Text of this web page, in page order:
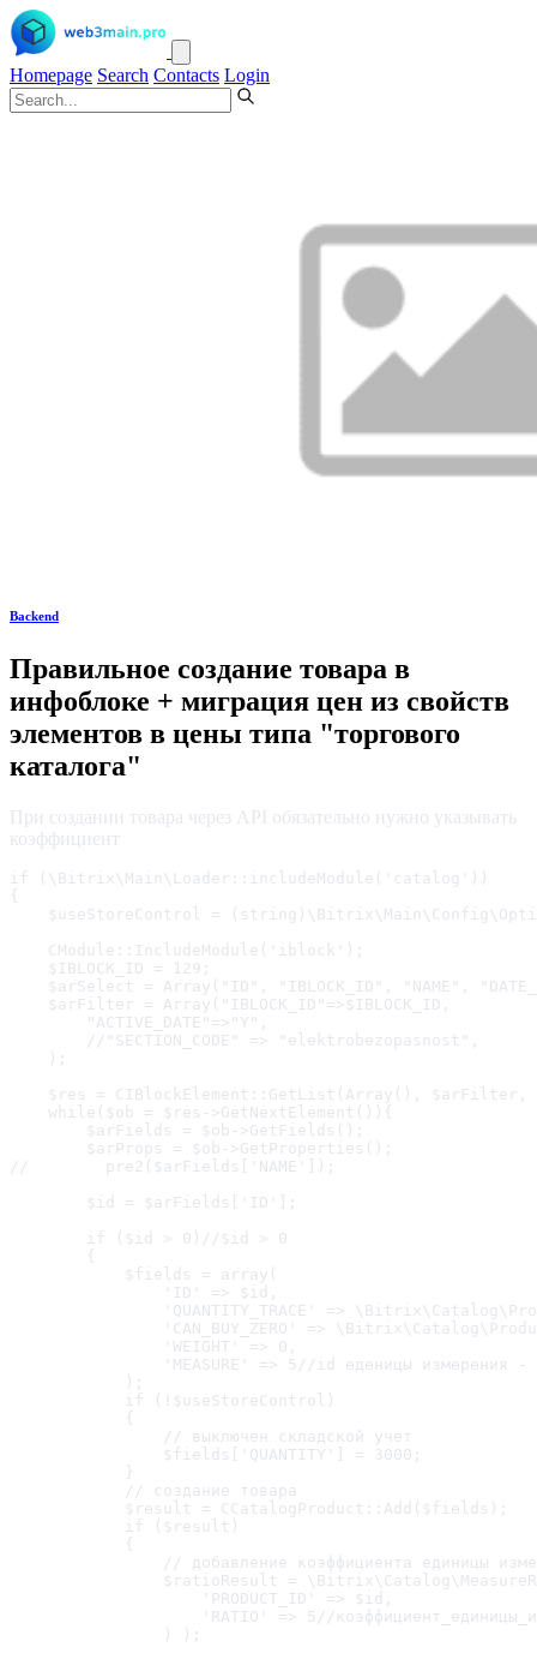
Homepage Search Contacts Login
Backend
Правильное создание товара в
инфоблоке + миграция цен из свойств
элементов в цены типа "торгового
каталога"
При создании товара через API обязательно нужно указывать
коэффициент
if (\Bitrix\Main\Loader::includeModule('catalog'))
{
$useStoreControl =
    CModule::IncludeModule('iblock');
    $IBLOCK_ID = 129;
$arSelect = Array("ID", "IBLOCK_ID", "NAME",
    $arFilter = Array("IBLOCK_ID"=>$IBLOCK_ID,
        "ACTIVE_DATE"=>"Y",
        //"SECTION_CODE" => "elektrobezopasnost",
    );
$res = CIBlockElement::GetList(Array(),
    while($ob = $res->GetNextElement()){
        $arFields = $ob->GetFields();
        $arProps = $ob->GetProperties();
//        pre2($arFields['NAME']);
        $id = $arFields['ID'];
        if ($id > 0)//$id > 0
        {
            $fields = array(
                'ID' => $id,
'QUANTITY_TRACE' =>
'CAN_BUY_ZERO' =>
                'WEIGHT' => 0,
'MEASURE' => 5//id еденицы измерения -
            );
            if (!$useStoreControl)
            {
                // выключен складской учет
                $fields['QUANTITY'] = 3000;
            }
            // создание товара
            $result = CCatalogProduct::Add($fields);
            if ($result)
            {
// добавление коэффициента единицы
$ratioResult =
                    'PRODUCT_ID' => $id,
'RATIO' => 5//
                ) );